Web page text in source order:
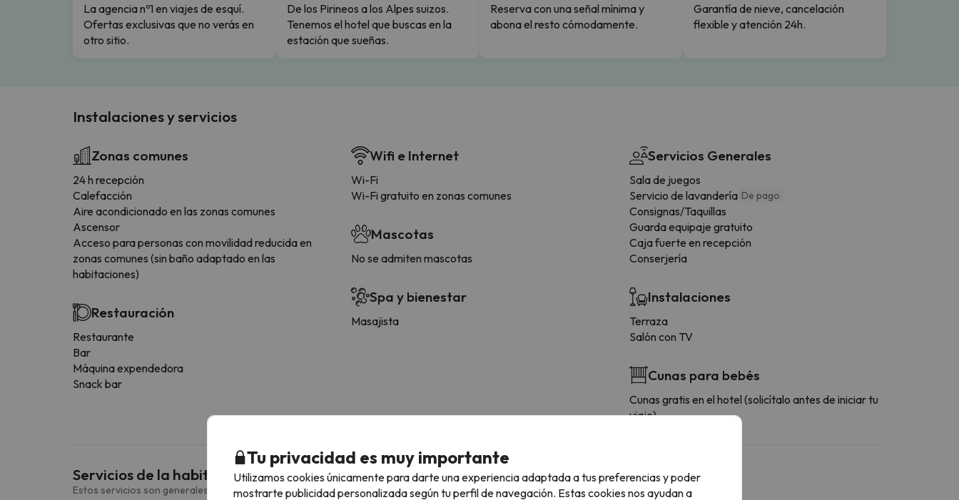
La agencia nº1 en viajes de esquí.
Ofertas exclusivas que no verás en
otro sitio.
De los Pirineos a los Alpes suizos.
Tenemos el hotel que buscas en la
estación que sueñas.
Reserva con una señal mínima y
abona el resto cómodamente.
Garantía de nieve, cancelación
flexible y atención 24h.
Instalaciones y servicios
Zonas comunes
24 h recepción
Calefacción
Aire acondicionado en las zonas comunes
Ascensor
Acceso para personas con movilidad reducida en
zonas comunes (sin baño adaptado en las
habitaciones)
Restauración
Restaurante
Bar
Máquina expendedora
Snack bar
Wifi e Internet
Wi-Fi
Wi-Fi gratuito en zonas comunes
Mascotas
No se admiten mascotas
Spa y bienestar
Masajista
Servicios Generales
Sala de juegos
Servicio de lavandería De pago
Consignas/Taquillas
Guarda equipaje gratuito
Caja fuerte en recepción
Conserjería
Instalaciones
Terraza
Salón con TV
Cunas para bebés
Cunas gratis en el hotel (solicítalo antes de iniciar tu
viaje)
Servicios de la habitación
Estos servicios son generales y pueden variar según la tipología de habitación.
Tu privacidad es muy importante
Utilizamos cookies únicamente para darte una experiencia adaptada a tus preferencias y poder
mostrarte publicidad personalizada según tu perfil de navegación. Estas cookies nos ayudan a